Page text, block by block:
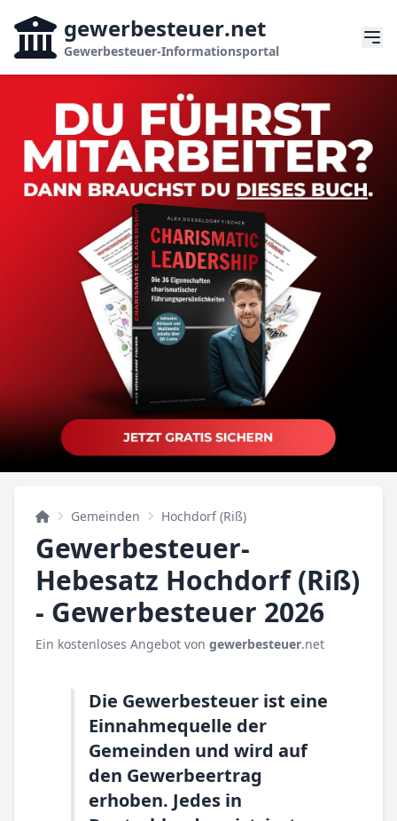
gewerbesteuer.net
Gewerbesteuer-Informationsportal
Gemeinden Hochdorf (Riß)
Gewerbesteuer-
Hebesatz Hochdorf (Riß)
- Gewerbesteuer 2026
Ein kostenloses Angebot von gewerbesteuer.net
Die Gewerbesteuer ist eine
Einnahmequelle der
Gemeinden und wird auf
den Gewerbeertrag
erhoben. Jedes in